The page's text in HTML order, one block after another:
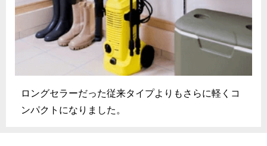
ロングセラーだった従来タイプよりもさらに軽くコ
ンパクトになりました。